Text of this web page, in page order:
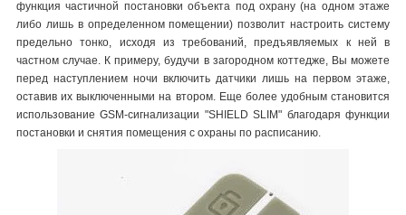
функция частичной постановки объекта под охрану (на одном этаже
либо лишь в определенном помещении) позволит настроить систему
предельно тонко, исходя из требований, предъявляемых к ней в
частном случае. К примеру, будучи в загородном коттедже, Вы можете
перед наступлением ночи включить датчики лишь на первом этаже,
оставив их выключенными на втором. Еще более удобным становится
использование GSM-сигнализации "SHIELD SLIM" благодаря функции
постановки и снятия помещения с охраны по расписанию.